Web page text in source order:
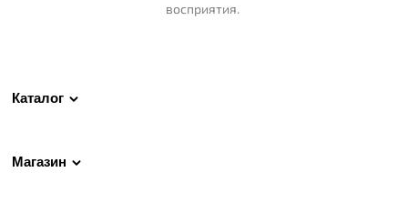
восприятия.
Каталог
Магазин